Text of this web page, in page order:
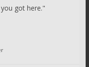
got here."